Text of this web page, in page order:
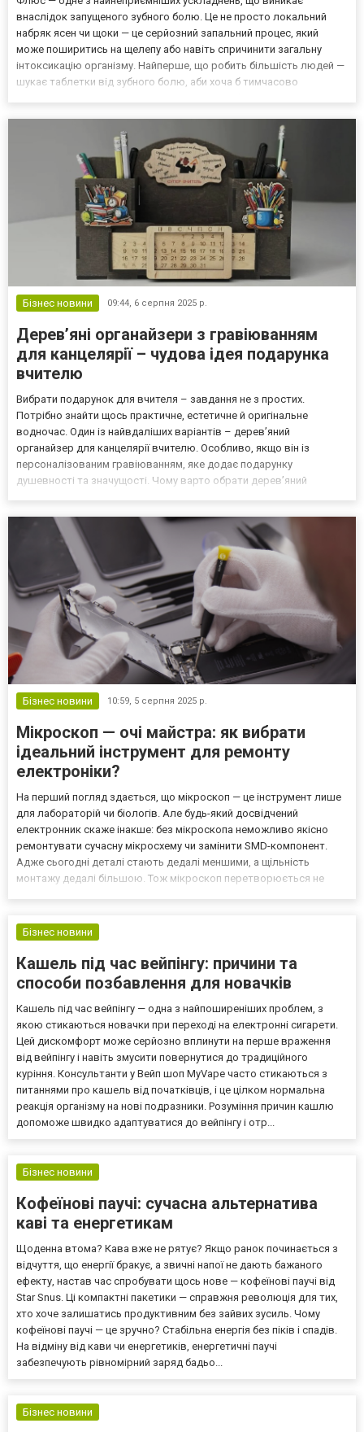
внаслідок запущеного зубного болю. Це не просто локальний
набряк ясен чи щоки — це серйозний запальний процес, який
може поширитись на щелепу або навіть спричинити загальну
інтоксикацію організму. Найперше, що робить більшість людей —
шукає таблетки від зубного болю, аби хоча б тимчасово
Бізнес новини 09:44, 6 серпня 2025 р.
Дерев’яні органайзери з гравіюванням
для канцелярії – чудова ідея подарунка
вчителю
Вибрати подарунок для вчителя – завдання не з простих.
Потрібно знайти щось практичне, естетичне й оригінальне
водночас. Один із найвдаліших варіантів – дерев’яний
органайзер для канцелярії вчителю. Особливо, якщо він із
персоналізованим гравіюванням, яке додає подарунку
душевності та значущості. Чому варто обрати дерев’яний
та інші ка...
Бізнес новини 10:59, 5 серпня 2025 р.
Мікроскоп — очі майстра: як вибрати
ідеальний інструмент для ремонту
електроніки?
На перший погляд здається, що мікроскоп — це інструмент лише
для лабораторій чи біологів. Але будь-який досвідчений
електронник скаже інакше: без мікроскопа неможливо якісно
ремонтувати сучасну мікросхему чи замінити SMD-компонент.
Адже сьогодні деталі стають дедалі меншими, а щільність
монтажу дедалі більшою. Тож мікроскоп перетворюється не
Бізнес новини
Кашель під час вейпінгу: причини та
способи позбавлення для новачків
Кашель під час вейпінгу — одна з найпоширеніших проблем, з
якою стикаються новачки при переході на електронні сигарети.
Цей дискомфорт може серйозно вплинути на перше враження
від вейпінгу і навіть змусити повернутися до традиційного
куріння. Консультанти у Вейп шоп MyVape часто стикаються з
питаннями про кашель від початківців, і це цілком нормальна
реакція організму на нові подразники. Розуміння причин кашлю
допоможе швидко адаптуватися до вейпінгу і отр...
Бізнес новини
Кофеїнові паучі: сучасна альтернатива
каві та енергетикам
Щоденна втома? Кава вже не рятує? Якщо ранок починається з
відчуття, що енергії бракує, а звичні напої не дають бажаного
ефекту, настав час спробувати щось нове — кофеїнові паучі від
Star Snus. Ці компактні пакетики — справжня революція для тих,
хто хоче залишатись продуктивним без зайвих зусиль. Чому
кофеїнові паучі — це зручно? Стабільна енергія без піків і спадів.
На відміну від кави чи енергетиків, енергетичні паучі
забезпечують рівномірний заряд бадьо...
Бізнес новини